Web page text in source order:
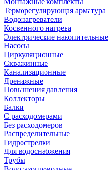
Монтажные комплекты
Терморегулирующая арматура
Водонагреватели
Косвенного нагрева
Электрические накопительные
Насосы
Циркуляционные
Скважинные
Канализационные
Дренажные
Повышения давления
Коллекторы
Балки
С расходомерами
Без расходомеров
Распределительные
Гидрострелки
Для водоснабжения
Трубы